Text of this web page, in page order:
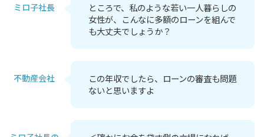
ミロ子社長
ところで、私のような若い一人暮らしの
女性が、こんなに多額のローンを組んで
も大丈夫でしょうか？
不動産会社
この年収でしたら、ローンの審査も問題
ないと思いますよ